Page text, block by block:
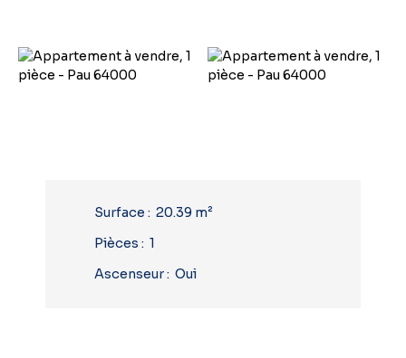
Surface : 20.39 m²
Pièces : 1
Ascenseur: Oui